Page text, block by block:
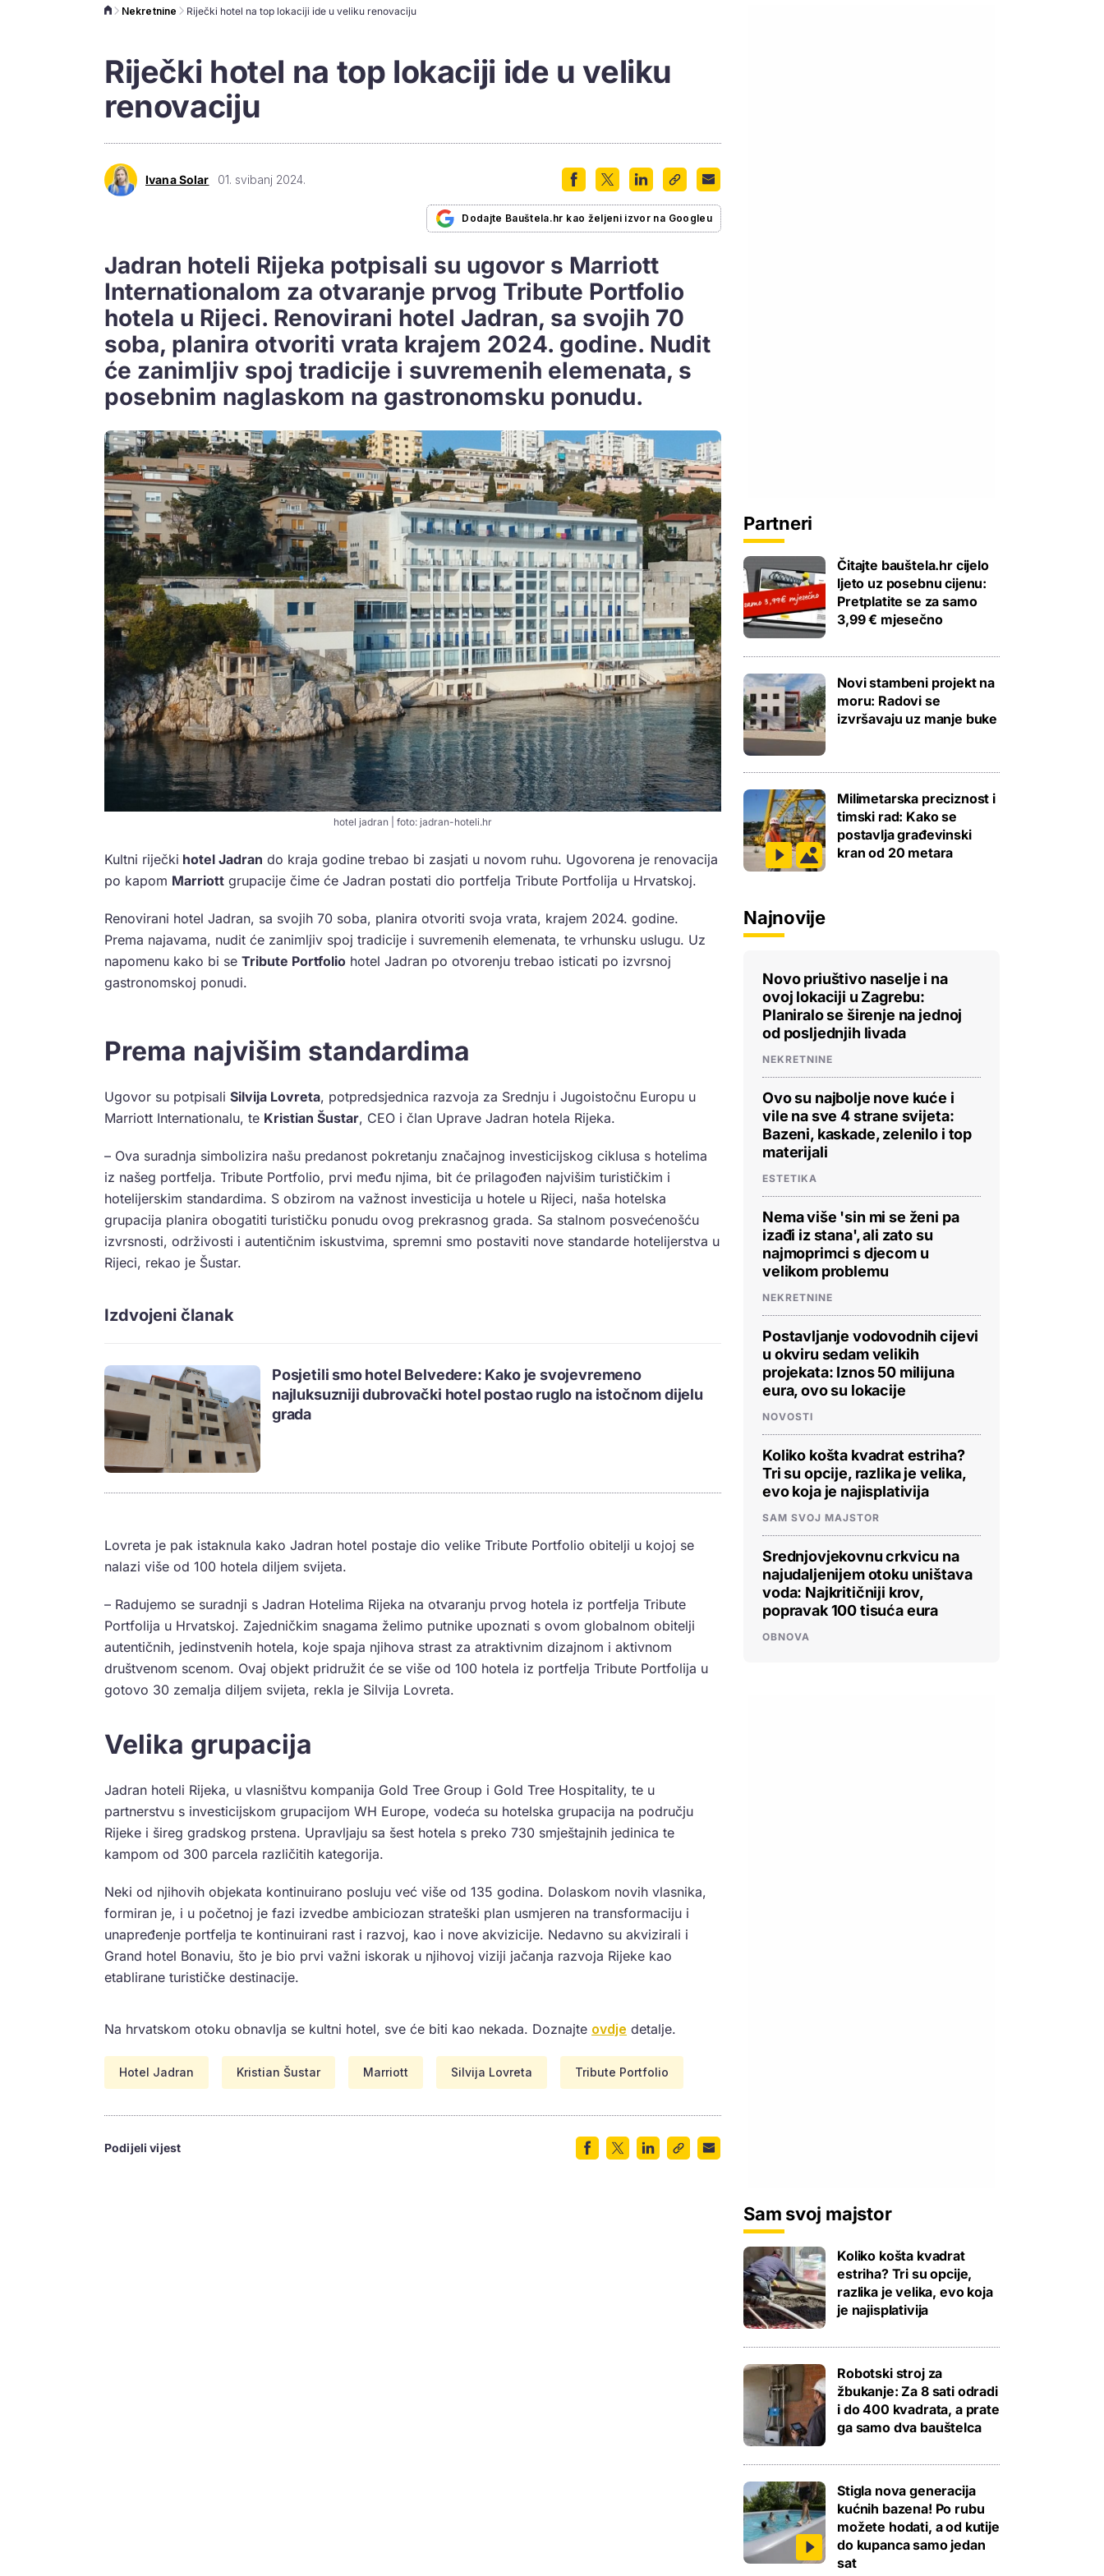
Nekretnine Riječki hotel na top lokaciji ide u veliku renovaciju
Riječki hotel na top lokaciji ide u veliku
renovaciju
Ivana Solar 01. svibanj 2024.
Dodajte Bauštela.hr kao željeni izvor na Googleu
Jadran hoteli Rijeka potpisali su ugovor s Marriott
Internationalom za otvaranje prvog Tribute Portfolio
hotela u Rijeci. Renovirani hotel Jadran, sa svojih 70
soba, planira otvoriti vrata krajem 2024. godine. Nudit
će zanimljiv spoj tradicije i suvremenih elemenata, s
posebnim naglaskom na gastronomsku ponudu.
hotel jadran | foto: jadran-hoteli.hr
Kultni riječki hotel Jadran do kraja godine trebao bi zasjati u novom ruhu. Ugovorena je renovacija
po kapom Marriott grupacije čime će Jadran postati dio portfelja Tribute Portfolija u Hrvatskoj.
Renovirani hotel Jadran, sa svojih 70 soba, planira otvoriti svoja vrata, krajem 2024. godine.
Prema najavama, nudit će zanimljiv spoj tradicije i suvremenih elemenata, te vrhunsku uslugu. Uz
napomenu kako bi se Tribute Portfolio hotel Jadran po otvorenju trebao isticati po izvrsnoj
gastronomskoj ponudi.
Prema najvišim standardima
Ugovor su potpisali Silvija Lovreta, potpredsjednica razvoja za Srednju i Jugoistočnu Europu u
Marriott Internationalu, te Kristian Šustar, CEO i član Uprave Jadran hotela Rijeka.
– Ova suradnja simbolizira našu predanost pokretanju značajnog investicijskog ciklusa s hotelima
iz našeg portfelja. Tribute Portfolio, prvi među njima, bit će prilagođen najvišim turističkim i
hotelijerskim standardima. S obzirom na važnost investicija u hotele u Rijeci, naša hotelska
grupacija planira obogatiti turističku ponudu ovog prekrasnog grada. Sa stalnom posvećenošću
izvrsnosti, održivosti i autentičnim iskustvima, spremni smo postaviti nove standarde hotelijerstva u
Rijeci, rekao je Šustar.
Izdvojeni članak
Posjetili smo hotel Belvedere: Kako je svojevremeno
najluksuzniji dubrovački hotel postao ruglo na istočnom dijelu
grada
Lovreta je pak istaknula kako Jadran hotel postaje dio velike Tribute Portfolio obitelji u kojoj se
nalazi više od 100 hotela diljem svijeta.
– Radujemo se suradnji s Jadran Hotelima Rijeka na otvaranju prvog hotela iz portfelja Tribute
Portfolija u Hrvatskoj. Zajedničkim snagama želimo putnike upoznati s ovom globalnom obitelji
autentičnih, jedinstvenih hotela, koje spaja njihova strast za atraktivnim dizajnom i aktivnom
društvenom scenom. Ovaj objekt pridružit će se više od 100 hotela iz portfelja Tribute Portfolija u
gotovo 30 zemalja diljem svijeta, rekla je Silvija Lovreta.
Velika grupacija
Jadran hoteli Rijeka, u vlasništvu kompanija Gold Tree Group i Gold Tree Hospitality, te u
partnerstvu s investicijskom grupacijom WH Europe, vodeća su hotelska grupacija na području
Rijeke i šireg gradskog prstena. Upravljaju sa šest hotela s preko 730 smještajnih jedinica te
kampom od 300 parcela različitih kategorija.
Neki od njihovih objekata kontinuirano posluju već više od 135 godina. Dolaskom novih vlasnika,
formiran je, i u početnoj je fazi izvedbe ambiciozan strateški plan usmjeren na transformaciju i
unapređenje portfelja te kontinuirani rast i razvoj, kao i nove akvizicije. Nedavno su akvizirali i
Grand hotel Bonaviu, što je bio prvi važni iskorak u njihovoj viziji jačanja razvoja Rijeke kao
etablirane turističke destinacije.
Na hrvatskom otoku obnavlja se kultni hotel, sve će biti kao nekada. Doznajte ovdje detalje.
Hotel Jadran Kristian Šustar Marriott Silvija Lovreta Tribute Portfolio
Podijeli vijest
Partneri
Čitajte bauštela.hr cijelo
ljeto uz posebnu cijenu:
Pretplatite se za samo
3,99 € mjesečno
Novi stambeni projekt na
moru: Radovi se
izvršavaju uz manje buke
Milimetarska preciznost i
timski rad: Kako se
postavlja građevinski
kran od 20 metara
Najnovije
Novo priuštivo naselje i na
ovoj lokaciji u Zagrebu:
Planiralo se širenje na jednoj
od posljednjih livada
NEKRETNINE
Ovo su najbolje nove kuće i
vile na sve 4 strane svijeta:
Bazeni, kaskade, zelenilo i top
materijali
ESTETIKA
Nema više 'sin mi se ženi pa
izađi iz stana', ali zato su
najmoprimci s djecom u
velikom problemu
NEKRETNINE
Postavljanje vodovodnih cijevi
u okviru sedam velikih
projekata: Iznos 50 milijuna
eura, ovo su lokacije
NOVOSTI
Koliko košta kvadrat estriha?
Tri su opcije, razlika je velika,
evo koja je najisplativija
SAM SVOJ MAJSTOR
Srednjovjekovnu crkvicu na
najudaljenijem otoku uništava
voda: Najkritičniji krov,
popravak 100 tisuća eura
OBNOVA
Sam svoj majstor
Koliko košta kvadrat
estriha? Tri su opcije,
razlika je velika, evo koja
je najisplativija
Robotski stroj za
žbukanje: Za 8 sati odradi
i do 400 kvadrata, a prate
ga samo dva bauštelca
Stigla nova generacija
kućnih bazena! Po rubu
možete hodati, a od kutije
do kupanca samo jedan
sat